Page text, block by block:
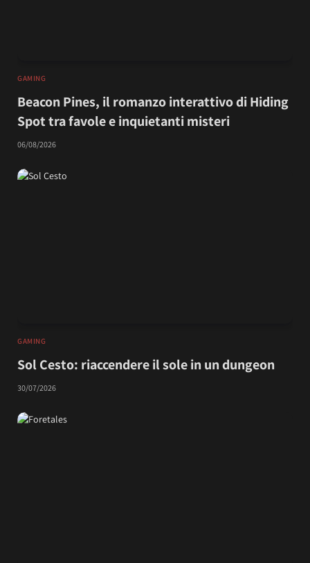
GAMING
Beacon Pines, il romanzo interattivo di Hiding
Spot tra favole e inquietanti misteri
06/08/2026
GAMING
Sol Cesto: riaccendere il sole in un dungeon
30/07/2026